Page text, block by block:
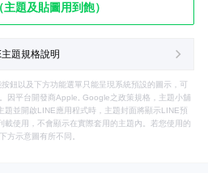
題及貼圖用到飽）
題規格說明
鈕以及下方功能選單只能呈現系統預設的圖示，可
因平台開發商Apple, Google之政策規格，主題小舖
題並開啟LINE應用程式時，主題封面將顯示LINE預
使用，不會顯示在實際套用的主題內。若您使用的
方示意圖有所不同。